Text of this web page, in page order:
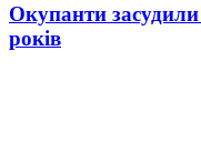
Окупанти
років